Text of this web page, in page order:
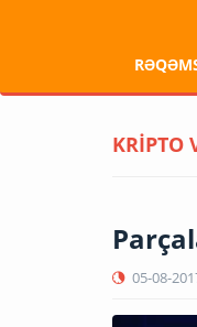
KRİPTO
05-08-